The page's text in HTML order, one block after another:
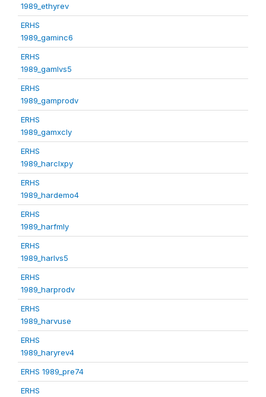
1989_ethyrev
ERHS
1989_gaminc6
ERHS
1989_gamlvs5
ERHS
1989_gamprodv
ERHS
1989_gamxcly
ERHS
1989_harclxpy
ERHS
1989_hardemo4
ERHS
1989_harfmly
ERHS
1989_harlvs5
ERHS
1989_harprodv
ERHS
1989_harvuse
ERHS
1989_haryrev4
ERHS 1989_pre74
ERHS